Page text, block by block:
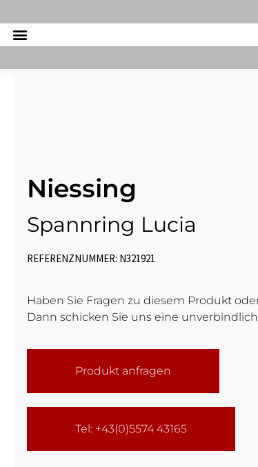
Niessing
Spannring Lucia
REFERENZNUMMER: N321921
Haben Sie Fragen zu diesem Produkt
Dann schicken Sie uns eine
Produkt anfragen
Tel: +43(0)5574 43165